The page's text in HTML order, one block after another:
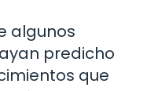
algunos
predicho
que